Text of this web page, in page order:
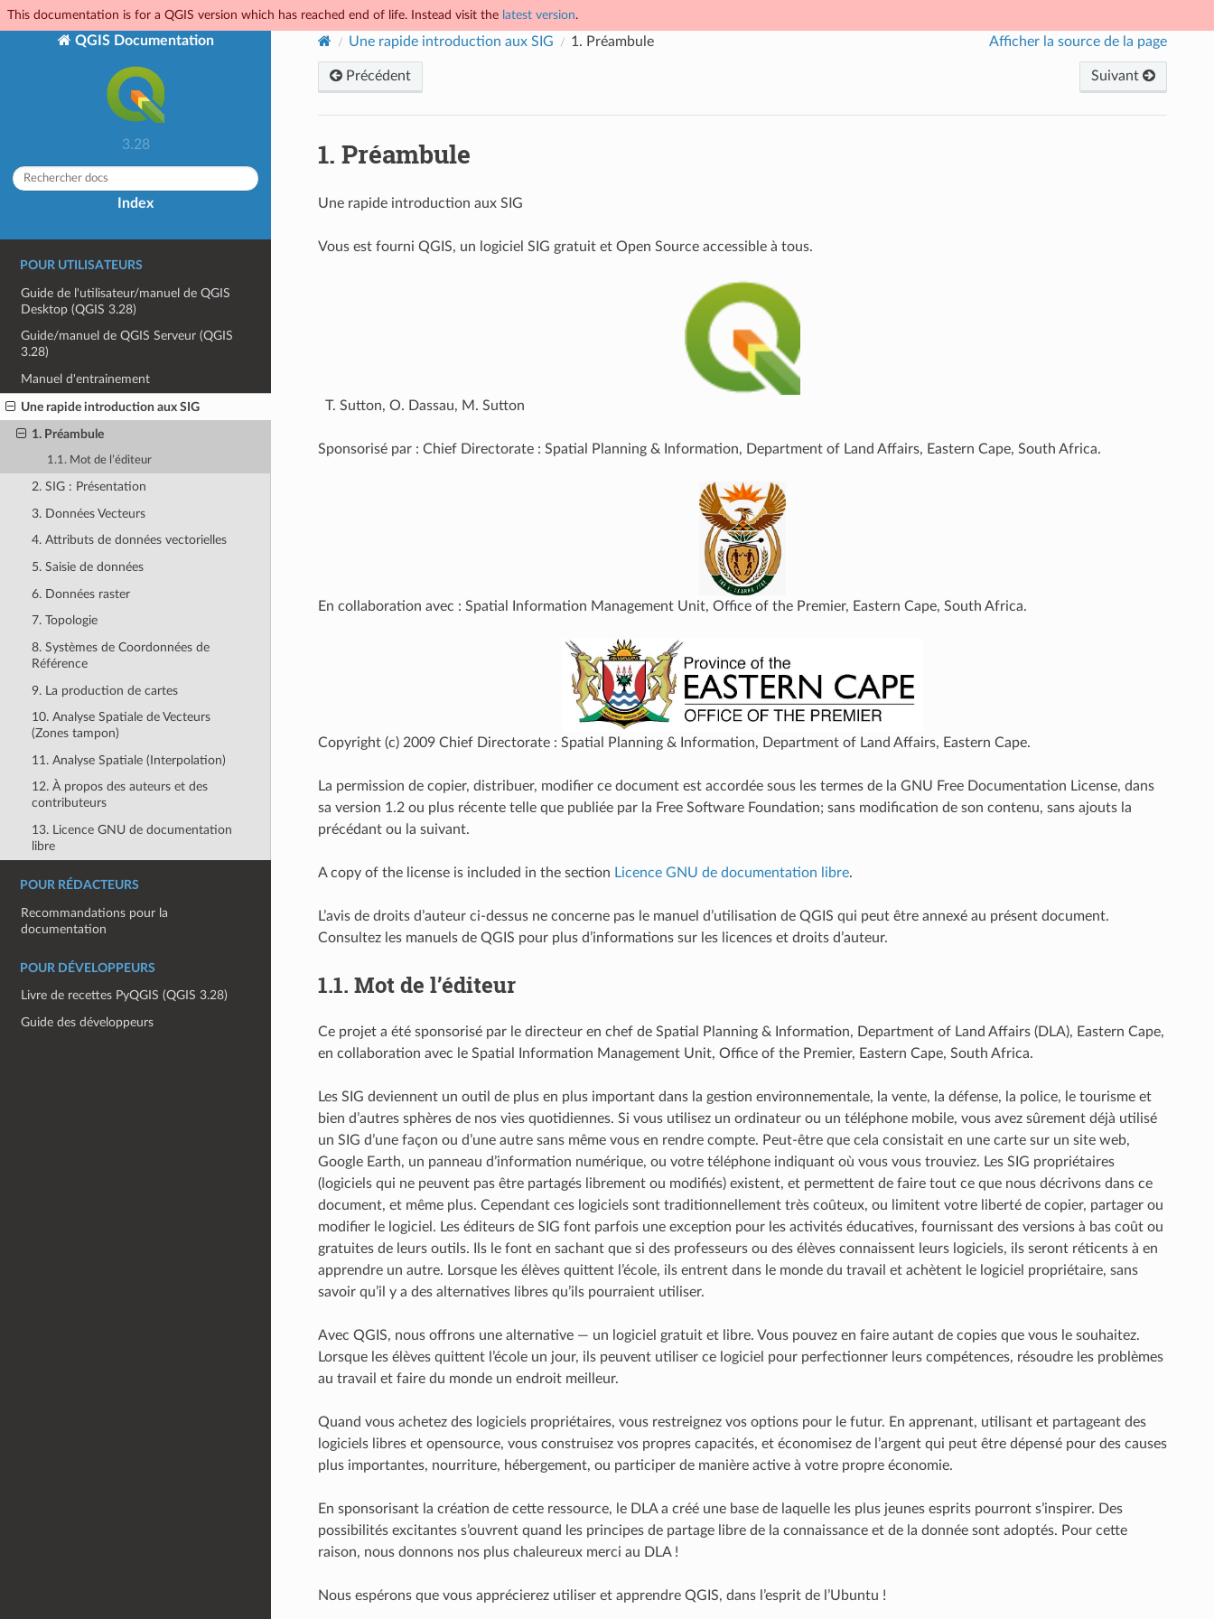
This documentation is for a QGIS version which has reached end of life. Instead visit the latest version.
QGIS Documentation
3.28
Index
POUR UTILISATEURS
Guide de l'utilisateur/manuel de QGIS
Desktop (QGIS 3.28)
Guide/manuel de QGIS Serveur (QGIS
3.28)
Manuel d'entrainement
Une rapide introduction aux SIG
1. Préambule
1.1. Mot de l’éditeur
2. SIG : Présentation
3. Données Vecteurs
4. Attributs de données vectorielles
5. Saisie de données
6. Données raster
7. Topologie
8. Systèmes de Coordonnées de
Référence
9. La production de cartes
10. Analyse Spatiale de Vecteurs
(Zones tampon)
11. Analyse Spatiale (Interpolation)
12. À propos des auteurs et des
contributeurs
13. Licence GNU de documentation
libre
POUR RÉDACTEURS
Recommandations pour la
documentation
POUR DÉVELOPPEURS
Livre de recettes PyQGIS (QGIS 3.28)
Guide des développeurs
Une rapide introduction aux SIG 1. Préambule Afficher la source de la page
Précédent Suivant
1. Préambule
Une rapide introduction aux SIG
Vous est fourni QGIS, un logiciel SIG gratuit et Open Source accessible à tous.
Sutton, O. Dassau, M. Sutton
Sponsorisé par : Chief Directorate : Spatial Planning & Information, Department of Land Affairs, Eastern Cape, South Africa.
En collaboration avec : Spatial Information Management Unit, Office of the Premier, Eastern Cape, South Africa.
Copyright (c) 2009 Chief Directorate : Spatial Planning & Information, Department of Land Affairs, Eastern Cape.
La permission de copier, distribuer, modifier ce document est accordée sous les termes de la GNU Free Documentation License, dans
sa version 1.2 ou plus récente telle que publiée par la Free Software Foundation; sans modification de son contenu, sans ajouts la
précédant ou la suivant.
A copy of the license is included in the section Licence GNU de documentation libre.
L’avis de droits d’auteur ci-dessus ne concerne pas le manuel d’utilisation de QGIS qui peut être annexé au présent document.
Consultez les manuels de QGIS pour plus d’informations sur les licences et droits d’auteur.
1.1. Mot de l’éditeur
Ce projet a été sponsorisé par le directeur en chef de Spatial Planning & Information, Department of Land Affairs (DLA), Eastern Cape,
en collaboration avec le Spatial Information Management Unit, Office of the Premier, Eastern Cape, South Africa.
Les SIG deviennent un outil de plus en plus important dans la gestion environnementale, la vente, la défense, la police, le tourisme et
bien d’autres sphères de nos vies quotidiennes. Si vous utilisez un ordinateur ou un téléphone mobile, vous avez sûrement déjà utilisé
un SIG d’une façon ou d’une autre sans même vous en rendre compte. Peut-être que cela consistait en une carte sur un site web,
Google Earth, un panneau d’information numérique, ou votre téléphone indiquant où vous vous trouviez. Les SIG propriétaires
(logiciels qui ne peuvent pas être partagés librement ou modifiés) existent, et permettent de faire tout ce que nous décrivons dans ce
document, et même plus. Cependant ces logiciels sont traditionnellement très coûteux, ou limitent votre liberté de copier, partager ou
modifier le logiciel. Les éditeurs de SIG font parfois une exception pour les activités éducatives, fournissant des versions à bas coût ou
gratuites de leurs outils. Ils le font en sachant que si des professeurs ou des élèves connaissent leurs logiciels, ils seront réticents à en
apprendre un autre. Lorsque les élèves quittent l’école, ils entrent dans le monde du travail et achètent le logiciel propriétaire, sans
savoir qu’il y a des alternatives libres qu’ils pourraient utiliser.
Avec QGIS, nous offrons une alternative — un logiciel gratuit et libre. Vous pouvez en faire autant de copies que vous le souhaitez.
Lorsque les élèves quittent l’école un jour, ils peuvent utiliser ce logiciel pour perfectionner leurs compétences, résoudre les problèmes
au travail et faire du monde un endroit meilleur.
Quand vous achetez des logiciels propriétaires, vous restreignez vos options pour le futur. En apprenant, utilisant et partageant des
logiciels libres et opensource, vous construisez vos propres capacités, et économisez de l’argent qui peut être dépensé pour des causes
plus importantes, nourriture, hébergement, ou participer de manière active à votre propre économie.
En sponsorisant la création de cette ressource, le DLA a créé une base de laquelle les plus jeunes esprits pourront s’inspirer. Des
possibilités excitantes s’ouvrent quand les principes de partage libre de la connaissance et de la donnée sont adoptés. Pour cette
raison, nous donnons nos plus chaleureux merci au DLA !
Nous espérons que vous apprécierez utiliser et apprendre QGIS, dans l’esprit de l’Ubuntu !